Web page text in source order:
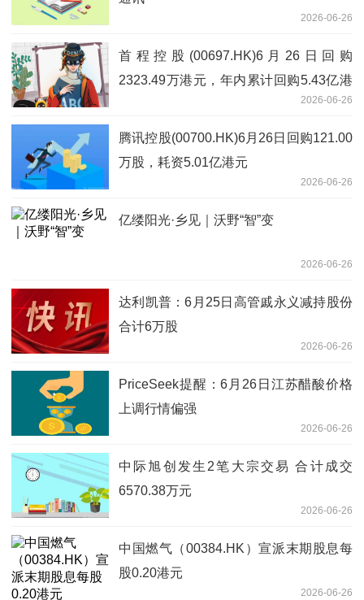
2026-06-26
首程控股(00697.HK)6月26日回购
2323.49万港元，年内累计回购5.43亿港
2026-06-26
腾讯控股(00700.HK)6月26日回购121.00
万股，耗资5.01亿港元
2026-06-26
亿缕阳光·乡见｜沃野“智”变
2026-06-26
达利凯普：6月25日高管戚永义减持股份
合计6万股
2026-06-26
PriceSeek提醒：6月26日江苏醋酸价格
上调行情偏强
2026-06-26
中际旭创发生2笔大宗交易 合计成交
6570.38万元
2026-06-26
中国燃气（00384.HK）宣派末期股息每
股0.20港元
2026-06-26